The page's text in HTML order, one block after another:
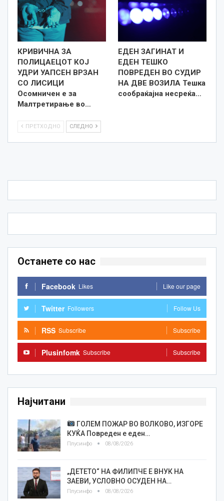
КРИВИЧНА ЗА
ПОЛИЦАЕЦОТ КОЈ
УДРИ УАПСЕН ВРЗАН
СО ЛИСИЦИ
Осомничен е за
Малтретирање во…
ЕДЕН ЗАГИНАТ И
ЕДЕН ТЕШКО
ПОВРЕДЕН ВО СУДИР
НА ДВЕ ВОЗИЛА Тешка
сообраќајна несреќа…
ПРЕТХОДНО СЛЕДНО
Останете со нас
Facebook Likes Like our page
Twitter Followers Follow Us
RSS Subscribe Subscribe
Plusinfomk Subscribe Subscribe
Најчитани
ГОЛЕМ ПОЖАР ВО ВОЛКОВО, ИЗГОРЕ
КУЌА Повреден е еден…
Плусинфо 08/08/2026
„ДЕТЕТО“ НА ФИЛИПЧЕ Е ВНУК НА
ЗАЕВИ, УСЛОВНО ОСУДЕН НА…
Плусинфо 08/08/2026